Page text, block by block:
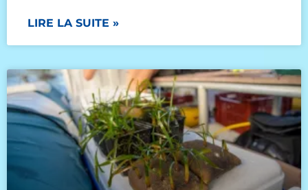
LIRE LA SUITE »